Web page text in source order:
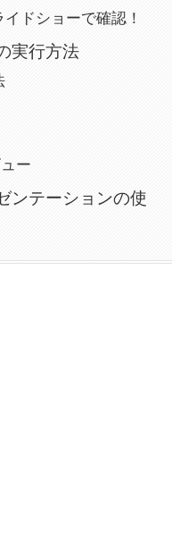
ドショーで確認！
実行方法
ー
ンテーションの使